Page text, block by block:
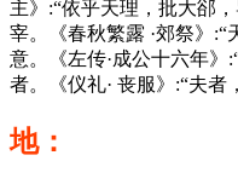
主》:“依乎天理，批大郤
宰。《春秋繁露 ·郊祭》
意。《左传·成公十六年
者。《仪礼· 丧服》:“夫者
地：